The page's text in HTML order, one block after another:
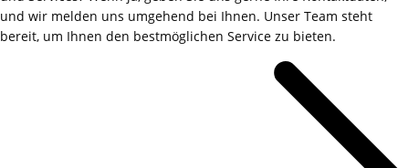
und wir melden uns umgehend bei Ihnen. Unser Team steht
bereit, um Ihnen den bestmöglichen Service zu bieten.